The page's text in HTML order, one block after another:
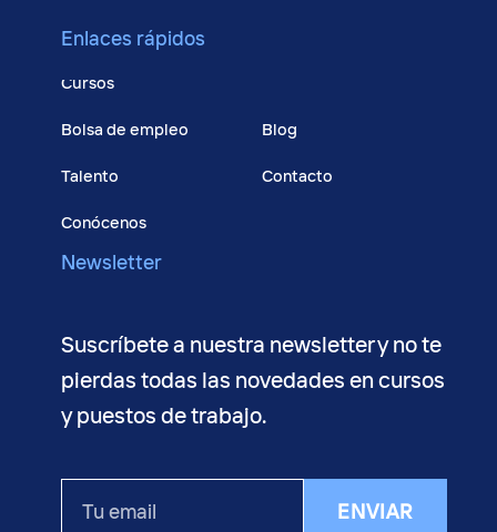
Enlaces rápidos
Cursos
Bolsa de empleo
Talento
Conócenos
Blog
Contacto
Newsletter
Suscríbete a nuestra newsletter y no te
pierdas todas las novedades en cursos
y puestos de trabajo.
ENVIAR